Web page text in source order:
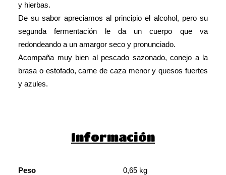
y hierbas.
De su sabor apreciamos al principio el alcohol, pero su
segunda fermentación le da un cuerpo que va
redondeando a un amargor seco y pronunciado.
Acompaña muy bien al pescado sazonado, conejo a la
brasa o estofado, carne de caza menor y quesos fuertes
y azules.
Información
Peso
0,65 kg